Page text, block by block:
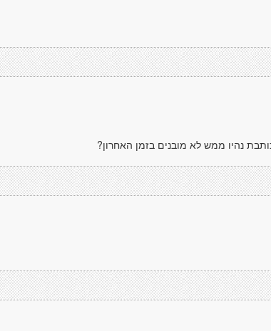
נהיו ממש לא מובנים בזמן האחרון?